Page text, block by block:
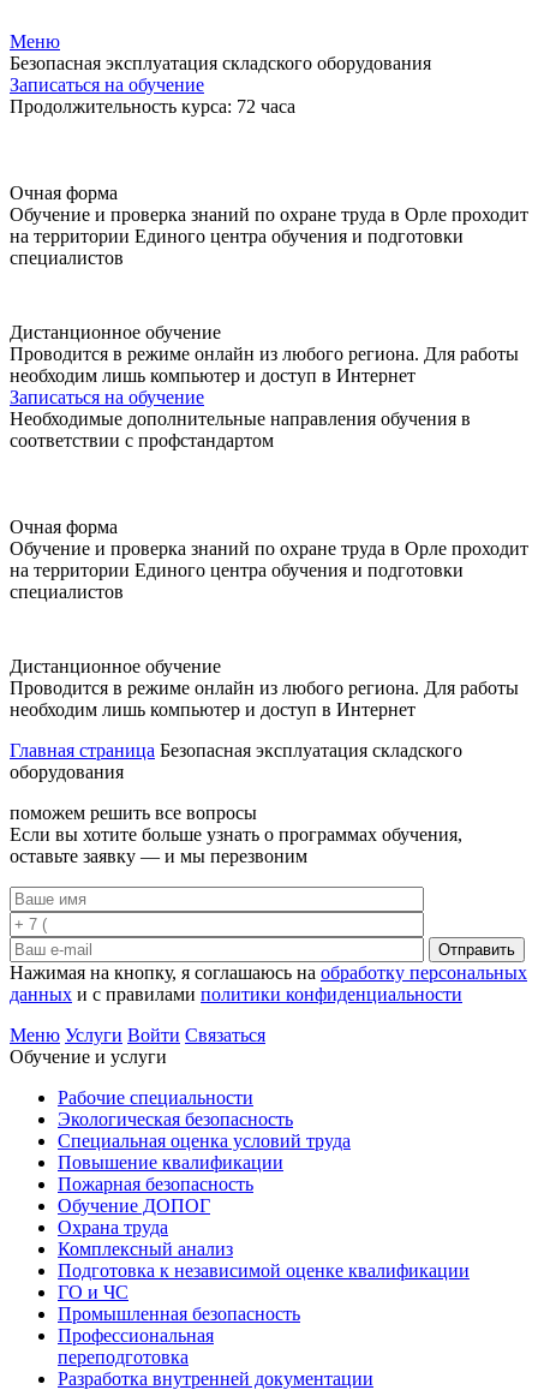
Меню
Безопасная эксплуатация складского оборудования
Записаться на обучение
Продолжительность курса: 72 часа
Очная форма
Обучение и проверка знаний по охране труда в Орле проходит
на территории Единого центра обучения и подготовки
специалистов
Дистанционное обучение
Проводится в режиме онлайн из любого региона. Для работы
необходим лишь компьютер и доступ в Интернет
Записаться на обучение
Необходимые дополнительные направления обучения в
соответствии с профстандартом
Очная форма
Обучение и проверка знаний по охране труда в Орле проходит
на территории Единого центра обучения и подготовки
специалистов
Дистанционное обучение
Проводится в режиме онлайн из любого региона. Для работы
необходим лишь компьютер и доступ в Интернет
Главная страница Безопасная эксплуатация складского
оборудования
поможем решить все вопросы
Если вы хотите больше узнать о программах обучения,
оставьте заявку — и мы перезвоним
Отправить
Нажимая на кнопку, я соглашаюсь на обработку персональных
данных и с правилами политики конфиденциальности
Меню Услуги Войти Связаться
Обучение и услуги
Рабочие специальности
Экологическая безопасность
Специальная оценка условий труда
Повышение квалификации
Пожарная безопасность
Обучение ДОПОГ
Охрана труда
Комплексный анализ
Подготовка к независимой оценке квалификации
ГО и ЧС
Промышленная безопасность
Профессиональная
переподготовка
Разработка внутренней документации